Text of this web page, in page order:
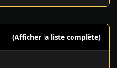
(Afficher la liste complète)